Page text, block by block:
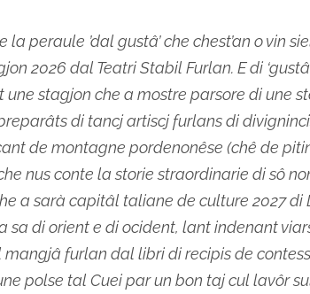
je la peraule ’dal gustâ’ che chest’an o vin
2026 dal Teatri Stabil Furlan. E di
une stagjon che a mostre parsore di une
di tancj artiscj furlans di
de montagne pordenonêse (chê de
nus conte la storie straordinarie di sô
a sarà capitâl taliane de culture 2027 di
sa di orient e di ocident, lant indenant
mangjâ furlan dal libri di recipis de
polse tal Cuei par un bon taj cul lavôr